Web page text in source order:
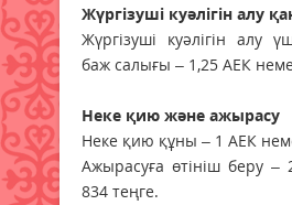
Жүргізуші куәлігін алу
Жүргізуші куәлігін алу
баж салығы – 1,25 АЕК
Неке қию және ажырасу
Неке қию құны – 1 АЕК
Ажырасуға өтініш беру
834 теңге.